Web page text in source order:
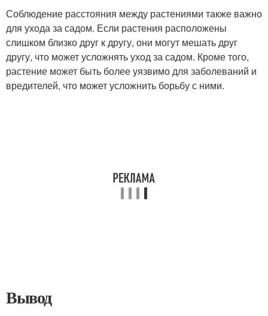
Соблюдение расстояния между растениями также важно
для ухода за садом. Если растения расположены
слишком близко друг к другу, они могут мешать друг
другу, что может усложнять уход за садом. Кроме того,
растение может быть более уязвимо для заболеваний и
вредителей, что может усложнить борьбу с ними.
Вывод